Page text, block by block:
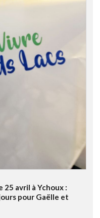
25 avril à Ychoux :
pour Gaëlle et